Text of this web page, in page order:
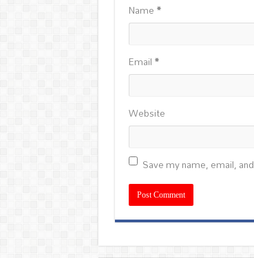
Name*
Email*
Website
Save my name, email,